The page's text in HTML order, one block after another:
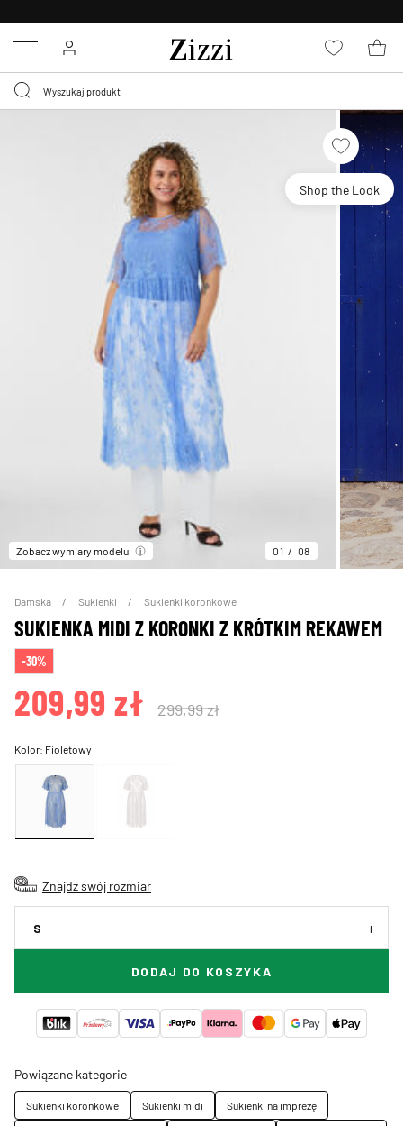
Menu
Shop the Look
Zobacz wymiary modelu 01 08
Damska Sukienki Sukienki koronkowe
SUKIENKA MIDI Z KORONKI Z KRÓTKIM REKAWEM
-30%
209,99 zł 299,99 zł
Kolor: Fioletowy
Znajdź swój rozmiar
S
DODAJ DO KOSZYKA
Powiązane kategorie
Sukienki koronkowe Sukienki midi
Sukienki na imprezę